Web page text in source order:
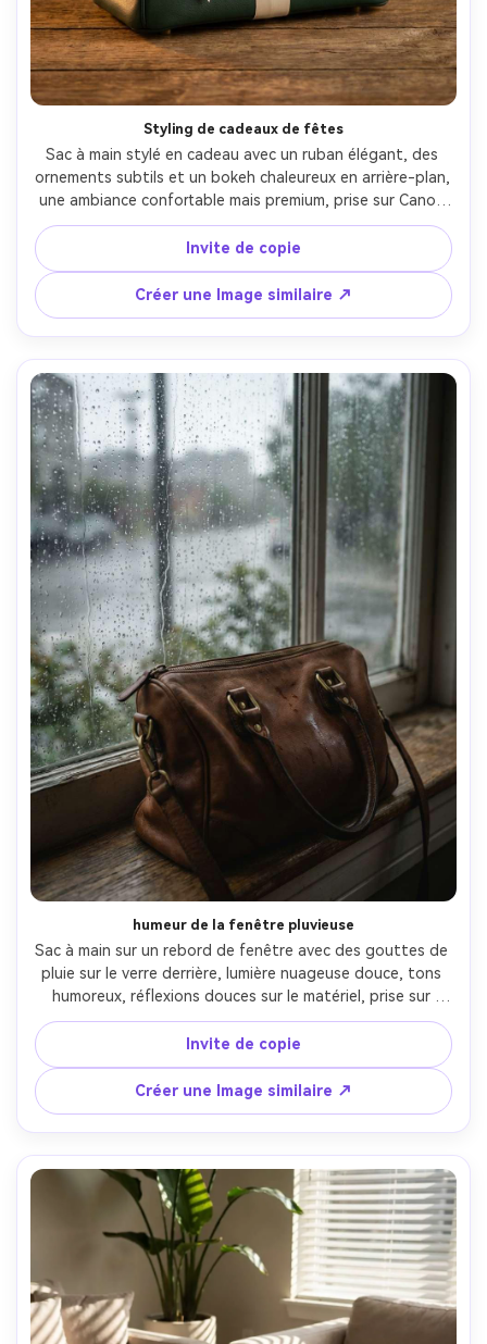
Styling de cadeaux de fêtes
Sac à main stylé en cadeau avec un ruban élégant, des
ornements subtils et un bokeh chaleureux en arrière-plan,
une ambiance confortable mais premium, prise sur Canon
EOS R6, 85mm, f/1.8, un éclairage doré doux, des textures
d'emballage photoréalistes, un look commercial de
campagne saisonnière-AR 4:5
Invite de copie
Créer une Image similaire ↗
humeur de la fenêtre pluvieuse
Sac à main sur un rebord de fenêtre avec des gouttes de
pluie sur le verre derrière, lumière nuageuse douce, tons
humoreux, réflexions douces sur le matériel, prise sur
Nikon Z6 II, 50mm, f/2, profondeur de champ peu
profonde, gouttes réalistes et texture de cuir, photo de
produit cinématographique de style de vie- -ar 4:5
Invite de copie
Créer une Image similaire ↗